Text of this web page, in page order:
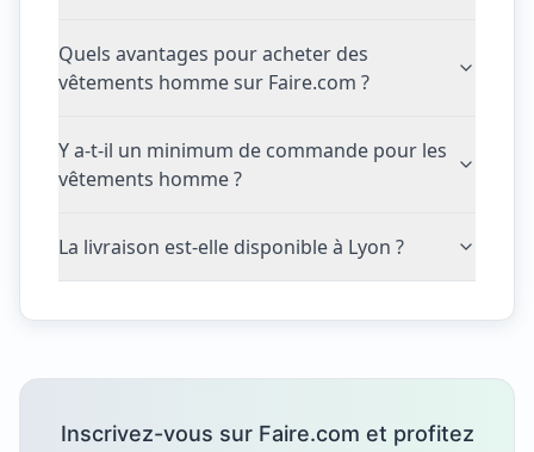
Quels avantages pour acheter des
vêtements homme sur Faire.com ?
Y a-t-il un minimum de commande pour les
vêtements homme ?
La livraison est-elle disponible à Lyon ?
Inscrivez-vous sur Faire.com et profitez